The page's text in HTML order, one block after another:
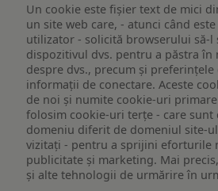
Un cookie este fişier text de mici
un site web care, - atunci când
utilizator - solicită browserului să-l
dispozitivul dvs. pentru a păstra
despre dvs., precum și preferințele
informații de conectare. Aceste
de noi și numite cookie-uri
folosim cookie-uri terțe - care
domeniu diferit de domeniul site-
vizitați - pentru a sprijini eforturile
publicitate și marketing. Mai
și alte tehnologii de urmărire în